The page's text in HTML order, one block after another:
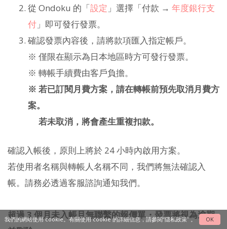
從 Ondoku 的「設定 」選擇「付款 → 年度銀行支
付 」即可發行發票。
確認發票內容後，請將款項匯入指定帳戶。
※ 僅限在顯示為日本地區時方可發行發票。
※ 轉帳手續費由客戶負擔。
※ 若已訂閱月費方案，請在轉帳前預先取消月費方
案。
若未取消，將會產生重複扣款。
確認入帳後，原則上將於 24 小時內啟用方案。
若使用者名稱與轉帳人名稱不同，我們將無法確認入
帳。請務必透過客服諮詢通知我們。
超過 3 個月未入帳且無聯繫的報價單・發票將視為逾期
我們的網站使用 cookie。有關使用 cookie 的詳細信息，請參閱“隱私政策”。 OK